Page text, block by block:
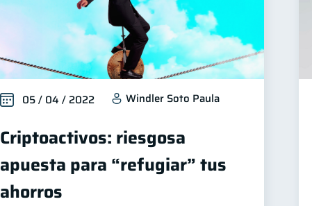
05 / 04 / 2022 Windler Soto Paula
Criptoactivos: riesgosa
apuesta para “refugiar” tus
ahorros